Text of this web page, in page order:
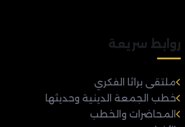
روابط سريعة
ملتقى براثا الفكري
خطب الجمعة الدينية وحديثها
المحاضرات والخطب